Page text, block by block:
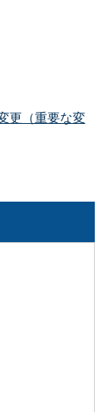
更（重要な変